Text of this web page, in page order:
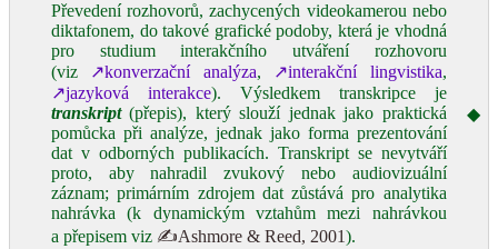
Převedení rozhovorů, zachycených videokamerou nebo
diktafonem, do takové grafické podoby, která je vhodná
pro studium interakčního utváření rozhovoru
(viz ↗konverzační analýza, ↗interakční lingvistika,
↗jazyková interakce). Výsledkem transkripce je
transkript(přepis), který slouží jednak jako praktická
pomůcka při analýze, jednak jako forma prezentování
dat v odborných publikacích. Transkript se nevytváří
proto, aby nahradil zvukový nebo audiovizuální
záznam; primárním zdrojem dat zůstává pro analytika
nahrávka (k dynamickým vztahům mezi nahrávkou
a přepisem viz ✍Ashmore & Reed, 2001).
◆